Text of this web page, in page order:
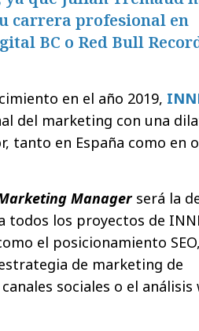
carrera profesional en
BC o Red Bull
en el año 2019,
del marketing con una
tanto en España como en
Managerserá la
todos los proyectos de
el posicionamiento
de marketing de
sociales o el análisis